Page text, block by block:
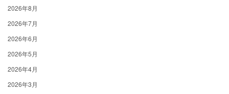
2026年8月
2026年7月
2026年6月
2026年5月
2026年4月
2026年3月